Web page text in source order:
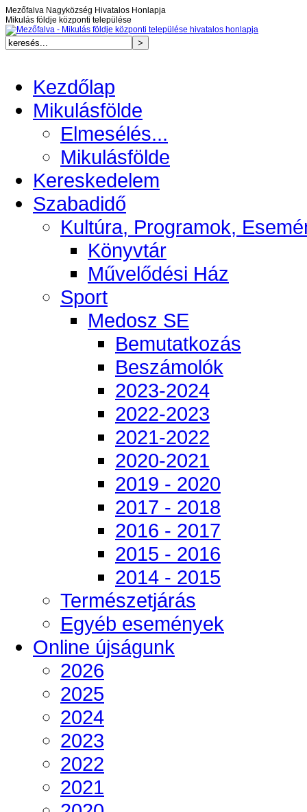
Mezőfalva Nagyközség Hivatalos Honlapja
Mikulás földje központi települése
Kezdőlap
Mikulásfölde
Elmesélés...
Mikulásfölde
Kereskedelem
Szabadidő
Kultúra, Programok,
Könyvtár
Művelődési Ház
Sport
Medosz SE
Bemutatkozás
Beszámolók
2023-2024
2022-2023
2021-2022
2020-2021
2019 - 2020
2017 - 2018
2016 - 2017
2015 - 2016
2014 - 2015
Természetjárás
Egyéb események
Online újságunk
2026
2025
2024
2023
2022
2021